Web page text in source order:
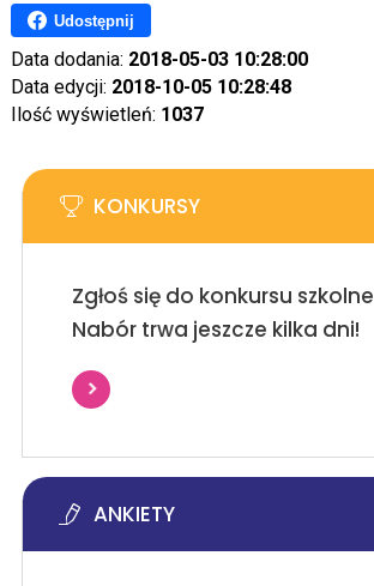
Udostępnij
Data dodania: 2018-05-03 10:28:00
Data edycji: 2018-10-05 10:28:48
Ilość wyświetleń: 1037
KONKURSY
Zgłoś się do konkursu
Nabór trwa jeszcze kilka dni!
ANKIETY